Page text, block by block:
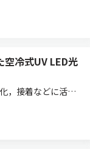
空冷式UV LED光
，接着などに活用
となる小型化を実
シリーズ」を開